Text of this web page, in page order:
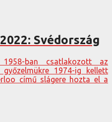
Svédország
ban csatlakozott az
1974-ig kellett
című slágere hozta el a